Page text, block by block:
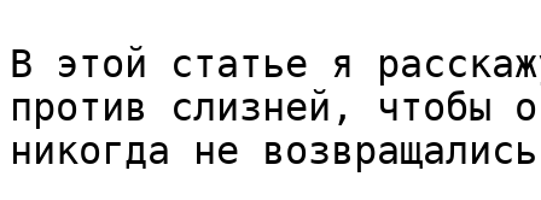
В этой статье я
против слизней, чтобы
никогда не